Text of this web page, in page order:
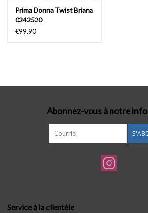
Prima Donna Twist Briana
0242520
€99,90
Abonnez-vous à notre
Service à la clientèle